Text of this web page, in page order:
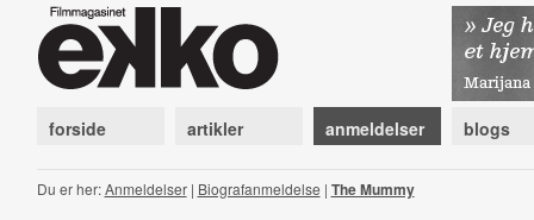
forside artikler anmeldelser blogs
Du er her:Anmeldelser| Biografanmeldelse | The Mummy